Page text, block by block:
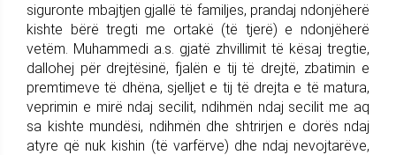
siguronte mbajtjen gjallë të familjes, prandaj ndonjëherë
kishte bërë tregti me ortakë (të tjerë) e ndonjëherë
vetëm. Muhammedi a.s. gjatë zhvillimit të kësaj tregtie,
dallohej për drejtësinë, fjalën e tij të drejtë, zbatimin e
premtimeve të dhëna, sjelljet e tij të drejta e të matura,
veprimin e mirë ndaj secilit, ndihmën ndaj secilit me aq
sa kishte mundësi, ndihmën dhe shtrirjen e dorës ndaj
atyre që nuk kishin (të varfërve) dhe ndaj nevojtarëve,